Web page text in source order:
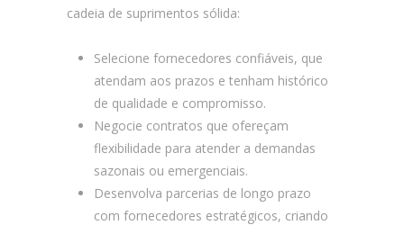
cadeia de suprimentos sólida:
Selecione fornecedores confiáveis, que
atendam aos prazos e tenham histórico
de qualidade e compromisso.
Negocie contratos que ofereçam
flexibilidade para atender a demandas
sazonais ou emergenciais.
Desenvolva parcerias de longo prazo
com fornecedores estratégicos, criando